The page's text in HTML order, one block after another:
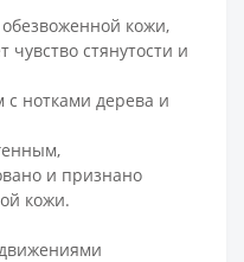
кожи,
чувство стянутости и
с нотками дерева и
и признано
кожи.